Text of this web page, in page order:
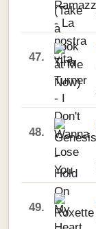
47.
48.
49.